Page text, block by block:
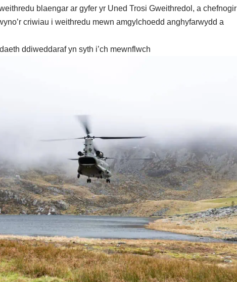
blaengar ar gyfer yr Uned Trosi Gweithredol, a chefnogir
criwiau i weithredu mewn amgylchoedd anghyfarwydd a
ddiweddaraf yn syth i’ch mewnflwch